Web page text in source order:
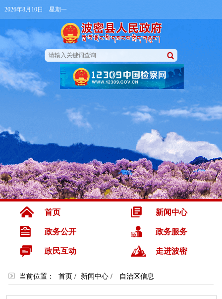
2026年8月10日 星期一
首页 新闻中心
政务公开 政务服务
政民互动 走进波密
当前位置： 首页 / 新闻中心 / 自治区信息